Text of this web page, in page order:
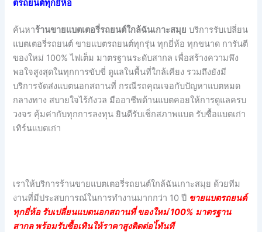
ตรถยนต์ทุกยี่ห้อ
ค้นหาร้านขายแบตเตอรี่รถยนต์ใกล้ฉันเกาะสมุย บริการรับเปลี่ยน
แบตเตอรี่รถยนต์ ขายแบตรถยนต์ทุกรุ่น ทุกยี่ห้อ ทุกขนาด การันตี
ของใหม่ 100% ไฟเต็ม มาตรฐานระดับสากล เพื่อสร้างความพึง
พอใจสูงสุดในทุกการขับขี่ ดูแลในพื้นที่ใกล้เคียง รวมถึงยังมี
บริการจัดส่งแบตนอกสถานที่ กรณีรถคุณเจอกับปัญหาแบตหมด
กลางทาง สบายใจไร้กังวล มืออาชีพด้านแบตคอยให้การดูแลครบ
วงจร คุ้มค่ากับทุกการลงทุน ยินดีรับเช็กสภาพแบต รับซื้อแบตเก่า
เทิร์นแบตเก่า
เราให้บริการร้านขายแบตเตอรี่รถยนต์ใกล้ฉันเกาะสมุย ด้วยทีม
งานที่มีประสบการณ์ในการทำงานมากกว่า 10 ปี ขายแบตรถยนต์
ทุกยี่ห้อ รับเปลี่ยนแบตนอกสถานที่ ของใหม่ 100% มาตรฐาน
สากล พร้อมรับซื้อเทินให้ราคาสูงติดต่อไ้ทันที